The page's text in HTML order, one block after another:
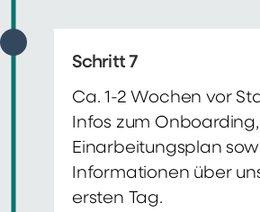
Schritt 7
Ca. 1-2 Wochen vor
Infos zum
Einarbeitungsplan
Informationen über
ersten Tag.